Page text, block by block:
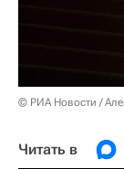
© РИА Новости /
Читать в